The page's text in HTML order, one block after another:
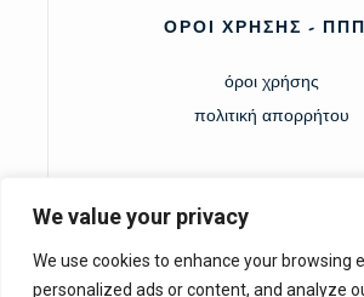
We value your privacy
We use cookies to enhance your browsing
personalized ads or content, and analyze
ΟΡΟΙ ΧΡΗΣΗΣ -
όροι χρήσης
πολιτική απορρήτου